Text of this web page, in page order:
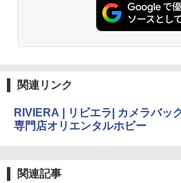
関連リンク
RIVIERA | リビエラ| カメラバッ
専門店オリエンタルホビー
関連記事